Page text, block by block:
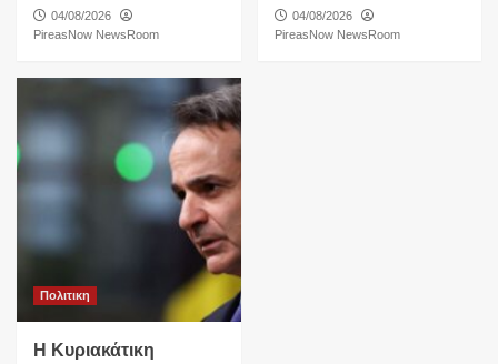
04/08/2026
PireasNow NewsRoom
04/08/2026
PireasNow NewsRoom
Πολιτικη
Η Κυριακάτικη